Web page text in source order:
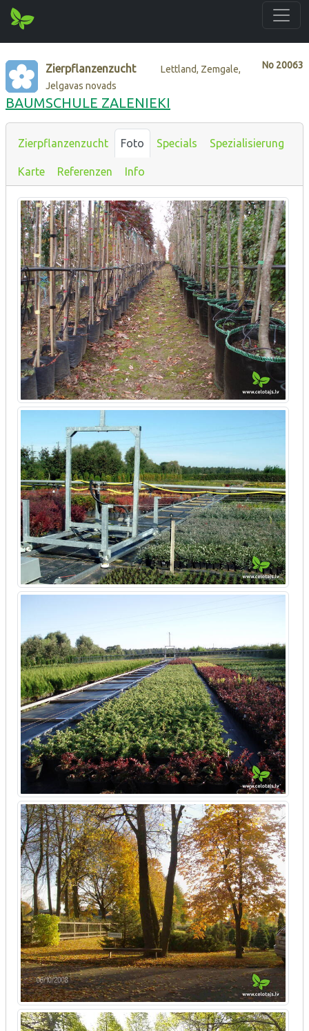
No 20063
Zierpflanzenzucht
Lettland, Zemgale,
Jelgavas novads
BAUMSCHULE ZALENIEKI
Zierpflanzenzucht Foto Specials Spezialisierung
Karte Referenzen Info